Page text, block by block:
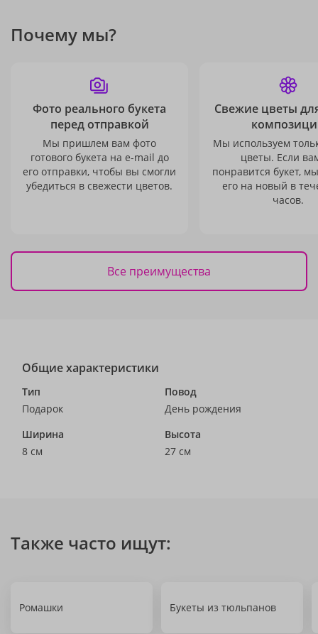
Почему мы?
Фото реального букета
перед отправкой
Мы пришлем вам фото
готового букета на e-mail до
его отправки, чтобы вы смогли
убедиться в свежести цветов.
Свежие цветы
Мы используем
цветы. Если
понравится букет,
его на новый в
часов.
Все преимущества
Общие характеристики
Тип
Подарок
Повод
День рождения
Ширина
8 см
Высота
27 см
Также часто ищут:
Ромашки Букеты из тюльпанов